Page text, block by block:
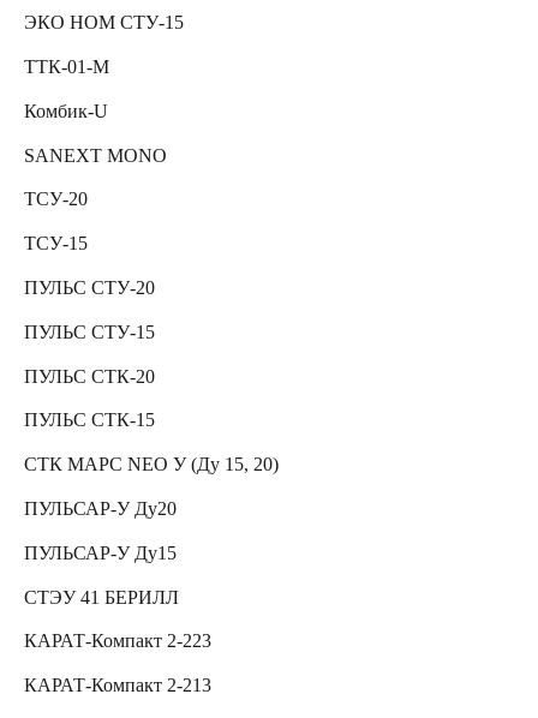
ЭКО НОМ СТУ-15
ТТК-01-М
Комбик-U
SANEXT MONO
ТСУ-20
ТСУ-15
ПУЛЬС СТУ-20
ПУЛЬС СТУ-15
ПУЛЬС СТК-20
ПУЛЬС СТК-15
СТК МАРС NEO У (Ду 15, 20)
ПУЛЬСАР-У Ду20
ПУЛЬСАР-У Ду15
СТЭУ 41 БЕРИЛЛ
КАРАТ-Компакт 2-223
КАРАТ-Компакт 2-213